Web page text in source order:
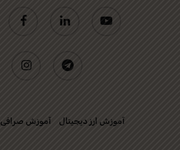
facebook linkedin
instagram telegram
آموزش ارز دیجیتال آموزش صرافی LBANK